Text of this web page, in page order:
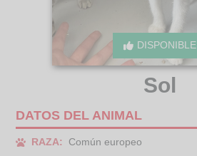
DISPONIBLE
Sol
DATOS DEL ANIMAL
RAZA:
Común europeo